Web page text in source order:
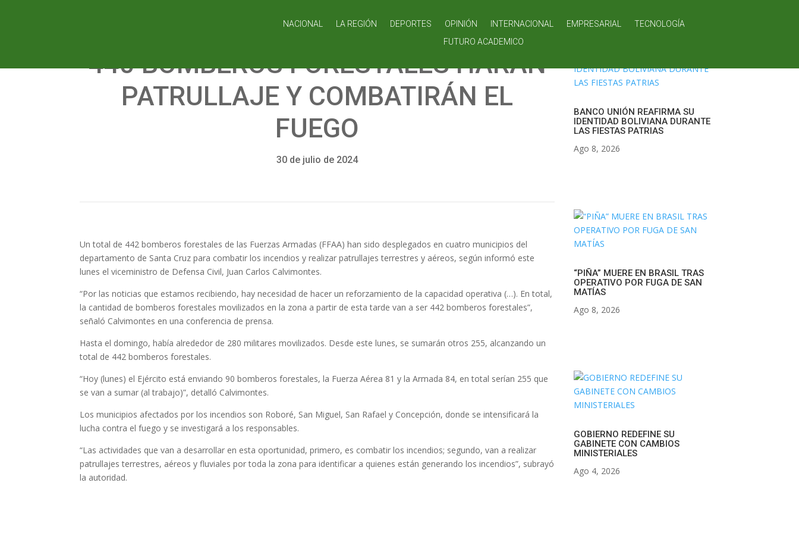
NACIONAL LA REGIÓN DEPORTES OPINIÓN INTERNACIONAL EMPRESARIAL
TECNOLOGÍA
FUTURO ACADEMICO
440 BOMBEROS FORESTALES HARÁN
PATRULLAJE Y COMBATIRÁN EL
FUEGO
30 de julio de 2024
Un total de 442 bomberos forestales de las Fuerzas Armadas (FFAA) han sido desplegados en cuatro municipios del
departamento de Santa Cruz para combatir los incendios y realizar patrullajes terrestres y aéreos, según informó este
lunes el viceministro de Defensa Civil, Juan Carlos Calvimontes.
“Por las noticias que estamos recibiendo, hay necesidad de hacer un reforzamiento de la capacidad operativa (…). En total,
la cantidad de bomberos forestales movilizados en la zona a partir de esta tarde van a ser 442 bomberos forestales”,
señaló Calvimontes en una conferencia de prensa.
Hasta el domingo, había alrededor de 280 militares movilizados. Desde este lunes, se sumarán otros 255, alcanzando un
total de 442 bomberos forestales.
“Hoy (lunes) el Ejército está enviando 90 bomberos forestales, la Fuerza Aérea 81 y la Armada 84, en total serían 255 que
se van a sumar (al trabajo)”, detalló Calvimontes.
Los municipios afectados por los incendios son Roboré, San Miguel, San Rafael y Concepción, donde se intensificará la
lucha contra el fuego y se investigará a los responsables.
“Las actividades que van a desarrollar en esta oportunidad, primero, es combatir los incendios; segundo, van a realizar
patrullajes terrestres, aéreos y fluviales por toda la zona para identificar a quienes están generando los incendios”, subrayó
la autoridad.
BANCO UNIÓN REAFIRMA SU
IDENTIDAD BOLIVIANA DURANTE
LAS FIESTAS PATRIAS
Ago 8, 2026
“PIÑA” MUERE EN BRASIL TRAS
OPERATIVO POR FUGA DE SAN
MATÍAS
Ago 8, 2026
GOBIERNO REDEFINE SU
GABINETE CON CAMBIOS
MINISTERIALES
Ago 4, 2026